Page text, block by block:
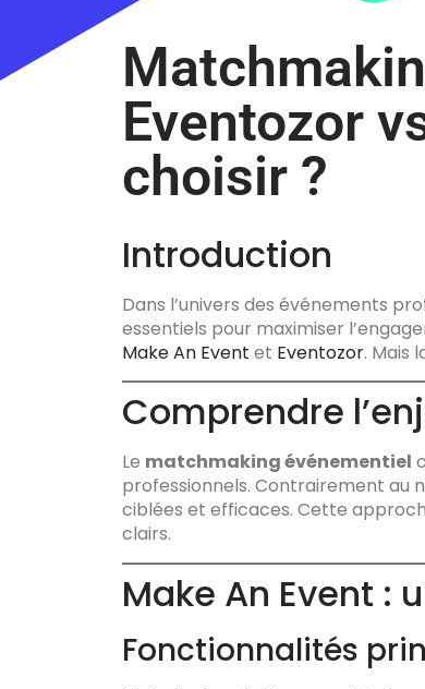
Eventozor
choisir ?
Introduction
Dans l’univers des événements
essentiels pour maximiser
Make An Event et Eventozor. Mais
Comprendre
Le matchmaking événementiel
professionnels. Contrairement au
ciblées et efficaces. Cette
clairs.
Make An Event :
Fonctionnalités